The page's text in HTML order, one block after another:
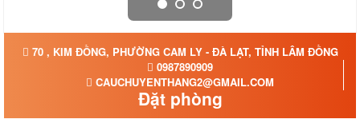
70 , KIM ĐỒNG, PHƯỜNG CAM LY - ĐÀ LẠT, TỈNH LÂM ĐỒNG
0987890909
CAUCHUYENTHANG2@GMAIL.COM
Đặt phòng